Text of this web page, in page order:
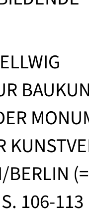
BERLIN
106-113